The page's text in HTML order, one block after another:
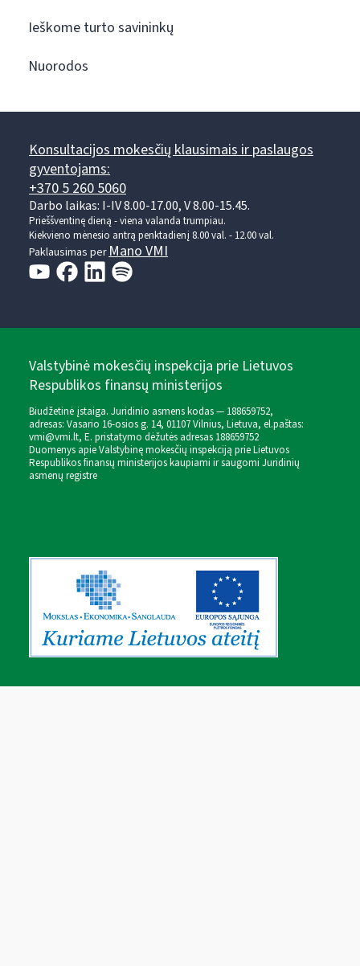
Ieškome turto savininkų
Nuorodos
Konsultacijos mokesčių klausimais ir paslaugos
gyventojams:
+370 5 260 5060
Darbo laikas: I-IV 8.00-17.00, V 8.00-15.45.
Prieššventinę dieną - viena valanda trumpiau.
Kiekvieno mėnesio antrą penktadienį 8.00 val. - 12.00 val.
Paklausimas per Mano VMI
Valstybinė mokesčių inspekcija prie Lietuvos
Respublikos finansų ministerijos
Biudžetinė įstaiga. Juridinio asmens kodas — 188659752,
adresas: Vasario 16-osios g. 14, 01107 Vilnius, Lietuva, el.paštas:
vmi@vmi.lt, E. pristatymo dėžutės adresas 188659752
Duomenys apie Valstybinę mokesčių inspekciją prie Lietuvos
Respublikos finansų ministerijos kaupiami ir saugomi Juridinių
asmenų registre